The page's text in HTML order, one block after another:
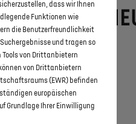
E-TENSE
dass wir Ihnen
Funktionen wie
die Benutzerfreundlichkeit
und tragen so
Tools von Drittanbietern
von Drittanbietern
(EWR) befinden
europäischen
Grundlage Ihrer Einwilligung